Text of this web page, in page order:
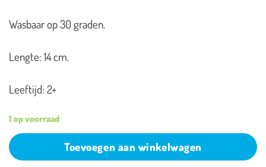
Wasbaar op 30 graden.
Lengte: 14 cm.
Leeftijd: 2+
1 op voorraad
Toevoegen aan winkelwagen